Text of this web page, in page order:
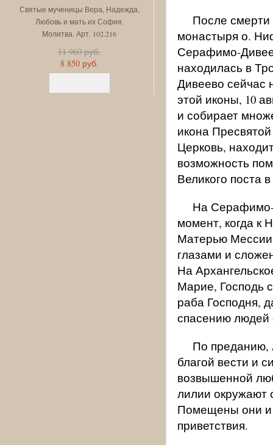
Святые мученицы Вера, Надежда,
Любовь и мать их София.
Молитва. Арт. 102.216
11 960 руб.
8 850 руб.
Св. блгв. кн. Игорь
Арт. 102.215
6 400 руб.
4 730 руб.
После смерти
монастыря о.
Серафимо-
находилась в
Дивеево сейчас
этой иконы, 10
и собирает
икона
Церковь,
возможность
Великого поста
На Серафимо-
момент, когда к
Матерью
глазами и
На
Марие, Господь
раба Господня,
спасению людей
По преданию,
благой вести и
возвышенной
лилии окружают
Помещены они и
приветствия.